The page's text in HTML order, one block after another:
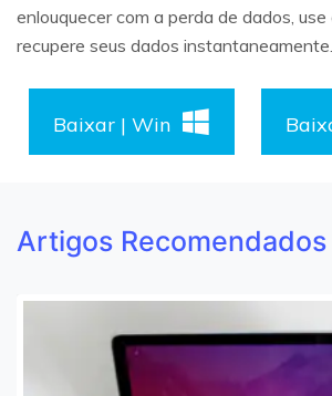
enlouquecer com a perda de dados,
recupere seus dados instantaneamente.
Baixar | Win
Artigos Recomendados